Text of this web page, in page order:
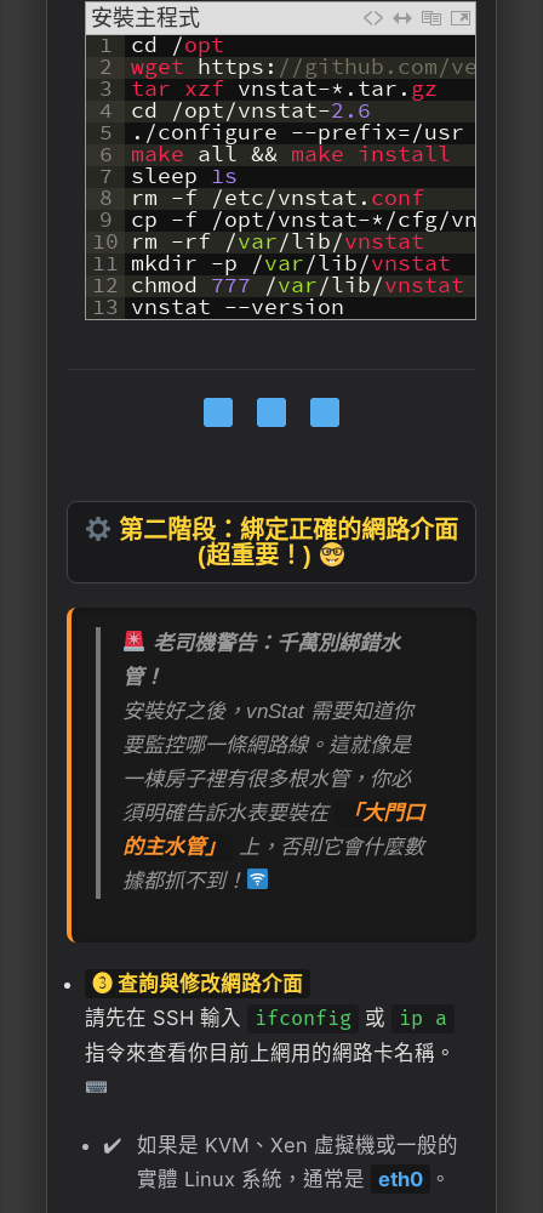
安裝主程式
1
2
3
4
5
6
7
8
9
10
11
12
13
cd /opt
wget https: //github.com/
tar xzf vnstat-* .tar.gz
cd /opt/vnstat-2.6
. /configure --prefix=/usr
make all && make install
sleep 1s
rm -f /etc/vnstat.conf
cp -f /opt/vnstat-*/cfg/vnstat
rm -rf /var/lib/vnstat
mkdir -p /var/lib/vnstat
chmod 777 /var/lib/vnstat
vnstat --version
第二階段：綁定正確的網路介面
(超重要！)
老司機警告：千萬別綁錯水
管！
安裝好之後，vnStat 需要知道你
要監控哪一條網路線。這就像是
一棟房子裡有很多根水管，你必
須明確告訴水表要裝在
「大門口
的主水管」
上，否則它會什麼數
據都抓不到！
❸ 查詢與修改網路介面
請先在 SSH 輸入
ifconfig 或
ip a
指令來查看你目前上網用的網路卡名稱。
如果是 KVM、Xen 虛擬機或一般的
實體 Linux 系統，通常是
eth0 。